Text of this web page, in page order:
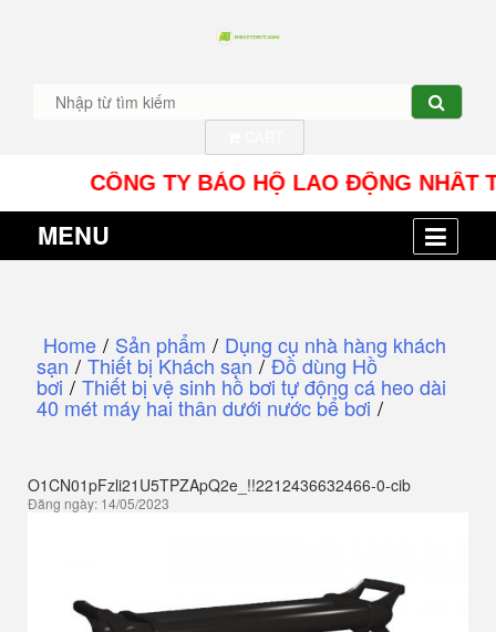
CÔNG TY BẢO HỘ LAO ĐỘNG NHÂT
MENU
Home / Sản phẩm / Dụng cụ nhà hàng khách
sạn / Thiết bị Khách sạn / Đồ dùng Hồ
bơi / Thiết bị vệ sinh hồ bơi tự động cá heo dài
40 mét máy hai thân dưới nước bể bơi /
O1CN01pFzli21U5TPZApQ2e_!!2212436632466-0-cib
Đăng ngày: 14/05/2023